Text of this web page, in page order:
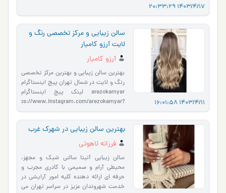
1403/4/17 20:33:29
1403/4/11 16:01:58
سالن زیبایی و مرکز تخصصی رنگ و
لایت آرزو کامیار
آرزو کامیار
بهترین سالن زیبایی و بهترین مرکز تخصصی
رنگ و لایت در شمال تهران پیج اینستاگرام
arezokamyar لینک پیج اینستاگرام
https://www.instagram.com/arezokamyar?
igsh=bzB0aWl5aXRwN2Ny تلفن خدمات
۰۹۱۰۱۴۹۴۲۰۲ تل�…
بهترین سالن زیبایی در شهرک غرب
فرزانه لاهوتی
سالن زیبایی آنیتا سالنی شیک و مجهز،
محیطی آرام و صمیمی با کادری مجرب و
حرفه ای ارائه دهنده کلیه امور آرایشی در
خدمت شهروندان عزیز در سراسر تهران می